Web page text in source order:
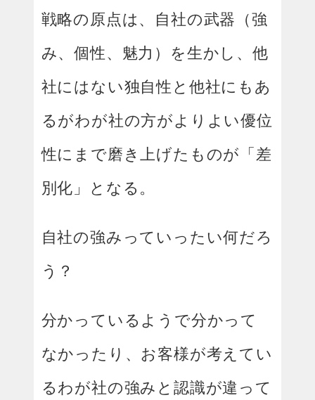
戦略の原点は、自社の武器（強
み、個性、魅力）を生かし、他
社にはない独自性と他社にもあ
るがわが社の方がよりよい優位
性にまで磨き上げたものが「差
別化」となる。
自社の強みっていったい何だろ
う？
分かっているようで分かって
なかったり、お客様が考えてい
るわが社の強みと認識が違って